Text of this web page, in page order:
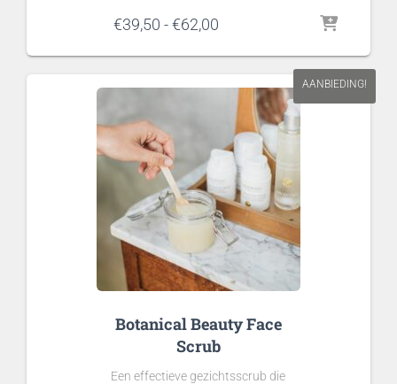
€39,50 -€62,00
tot
AANBIEDING!
Botanical Beauty Face
Scrub
Een effectieve gezichtsscrub die